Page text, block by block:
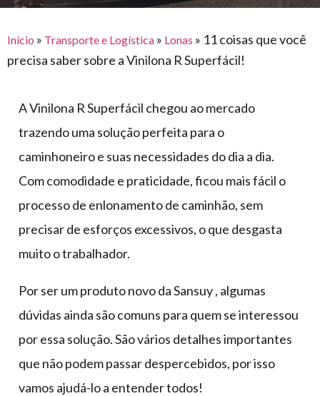
eventos
para
agronegócio
toldos
construção
civil
automotivo
calçados,
epi's
e
lonas
e logística
armazenagem
lonas
de
caminhoneiro
Início » Transporte e Logística » Lonas » 11 coisas que você
precisa saber sobre a Vinilona R Superfácil!
A Vinilona R Superfácil chegou ao mercado
trazendo uma solução perfeita para o
caminhoneiro e suas necessidades do dia a dia.
Com comodidade e praticidade, ficou mais fácil o
processo de enlonamento de caminhão, sem
precisar de esforços excessivos, o que desgasta
muito o trabalhador.
Por ser um produto novo da Sansuy , algumas
dúvidas ainda são comuns para quem se interessou
por essa solução. São vários detalhes importantes
que não podem passar despercebidos, por isso
vamos ajudá-lo a entender todos!